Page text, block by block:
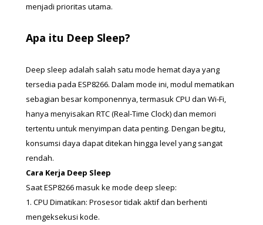
menjadi prioritas utama.
Apa itu Deep Sleep?
Deep sleep adalah salah satu mode hemat daya yang
tersedia pada ESP8266. Dalam mode ini, modul mematikan
sebagian besar komponennya, termasuk CPU dan Wi-Fi,
hanya menyisakan RTC (Real-Time Clock) dan memori
tertentu untuk menyimpan data penting. Dengan begitu,
konsumsi daya dapat ditekan hingga level yang sangat
rendah.
Cara Kerja Deep Sleep
Saat ESP8266 masuk ke mode deep sleep:
1. CPU Dimatikan: Prosesor tidak aktif dan berhenti
mengeksekusi kode.